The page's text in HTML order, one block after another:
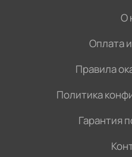
О
Оплата
Правила
Политика
Гарантия